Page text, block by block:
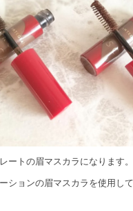
ートの眉マスカラになります。
ションの眉マスカラを使用し